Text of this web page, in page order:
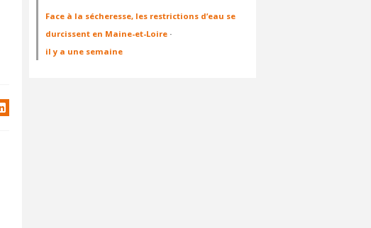
Face à la sécheresse, les restrictions d’eau se
durcissent en Maine-et-Loire ·
il y a une semaine